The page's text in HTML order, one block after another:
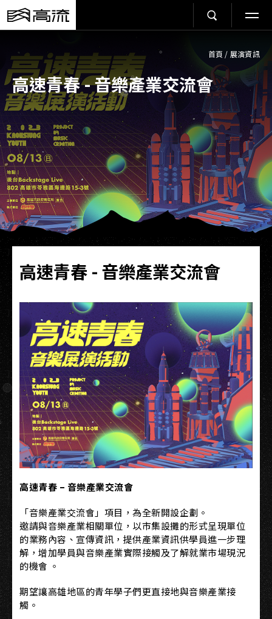
首頁 / 展演資訊
高速青春 - 音樂產業交流會
高速青春 - 音樂產業交流會
高速青春 – 音樂產業交流會
「音樂產業交流會」項目，為全新開設企劃。
邀請與音樂產業相關單位，以市集設攤的形式呈現單位
的業務內容、宣傳資訊，提供產業資訊供學員進一步理
解，增加學員與音樂產業實際接觸及了解就業市場現況
的機會 。
期望讓高雄地區的青年學子們更直接地與音樂產業接
觸。